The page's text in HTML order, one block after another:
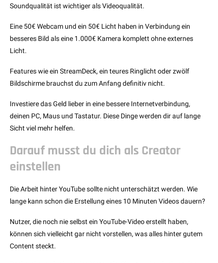
Soundqualität ist wichtiger als Videoqualität.
Eine 50€ Webcam und ein 50€ Licht haben in Verbindung ein
besseres Bild als eine 1.000€ Kamera komplett ohne externes
Licht.
Features wie ein StreamDeck, ein teures Ringlicht oder zwölf
Bildschirme brauchst du zum Anfang definitiv nicht.
Investiere das Geld lieber in eine bessere Internetverbindung,
deinen PC, Maus und Tastatur. Diese Dinge werden dir auf lange
Sicht viel mehr helfen.
Darauf musst du dich als Creator
einstellen
Die Arbeit hinter YouTube sollte nicht unterschätzt werden. Wie
lange kann schon die Erstellung eines 10 Minuten Videos dauern?
Nutzer, die noch nie selbst ein YouTube-Video erstellt haben,
können sich vielleicht gar nicht vorstellen, was alles hinter gutem
Content steckt.